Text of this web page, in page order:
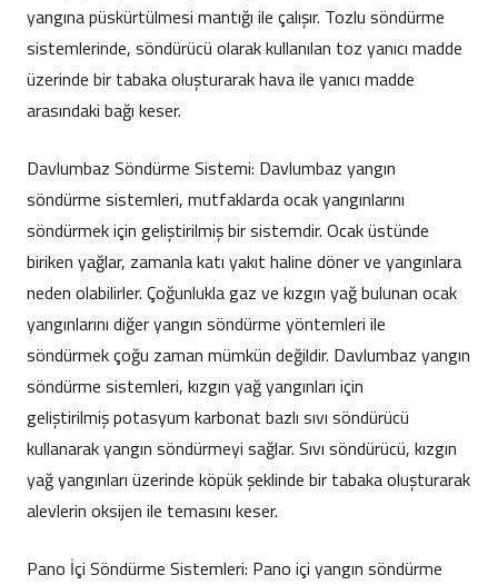
yangına püskürtülmesi mantığı ile çalışır. Tozlu söndürme
sistemlerinde, söndürücü olarak kullanılan toz yanıcı madde
üzerinde bir tabaka oluşturarak hava ile yanıcı madde
arasındaki bağı keser.
Davlumbaz Söndürme Sistemi: Davlumbaz yangın
söndürme sistemleri, mutfaklarda ocak yangınlarını
söndürmek için geliştirilmiş bir sistemdir. Ocak üstünde
biriken yağlar, zamanla katı yakıt haline döner ve yangınlara
neden olabilirler. Çoğunlukla gaz ve kızgın yağ bulunan ocak
yangınlarını diğer yangın söndürme yöntemleri ile
söndürmek çoğu zaman mümkün değildir. Davlumbaz yangın
söndürme sistemleri, kızgın yağ yangınları için
geliştirilmiş potasyum karbonat bazlı sıvı söndürücü
kullanarak yangın söndürmeyi sağlar. Sıvı söndürücü, kızgın
yağ yangınları üzerinde köpük şeklinde bir tabaka oluşturarak
alevlerin oksijen ile temasını keser.
Pano İçi Söndürme Sistemleri: Pano içi yangın söndürme